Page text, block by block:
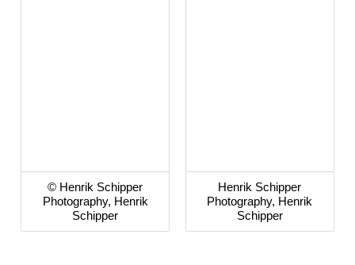
© Henrik Schipper
Photography, Henrik
Schipper
Henrik Schipper
Photography, Henrik
Schipper